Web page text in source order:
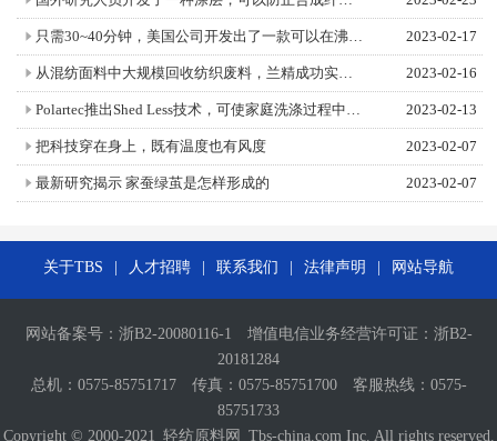
只需30~40分钟，美国公司开发出了一款可以在沸水中溶解的鞋子 2023-02-17
从混纺面料中大规模回收纺织废料，兰精成功实现了循环时装系列发展的里程碑！ 2023-02-16
Polartec推出Shed Less技术，可使家庭洗涤过程中微纤维脱落平均减少85%！ 2023-02-13
把科技穿在身上，既有温度也有风度 2023-02-07
最新研究揭示 家蚕绿茧是怎样形成的 2023-02-07
关于TBS 人才招聘 联系我们 法律声明 网站导航
网站备案号： 浙B2-20080116-1 增值电信业务经营许可证： 浙B2-
20181284
总机：0575-85751717 传真：0575-85751700 客服热线：0575-
85751733
Copyright © 2000-2021 轻纺原料网 Tbs-china.com Inc. All rights reserved.